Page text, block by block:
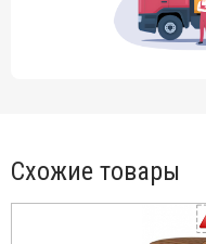
Схожие товары